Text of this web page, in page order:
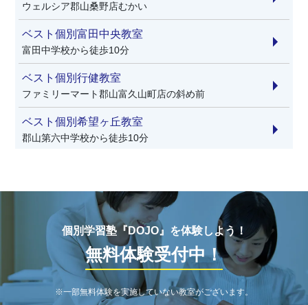
ウェルシア郡山桑野店むかい
ベスト個別富田中央教室
富田中学校から徒歩10分
ベスト個別行健教室
ファミリーマート郡山富久山町店の斜め前
ベスト個別希望ヶ丘教室
郡山第六中学校から徒歩10分
ベスト個別日出山教室
小原田中学校から徒歩13分
ベスト個別安積中央教室
安積中学校から徒歩10分
個別学習塾『DOJO』を体験しよう！
無料体験受付中！
※一部無料体験を実施していない教室がございます。